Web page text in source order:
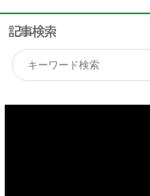
記事検索